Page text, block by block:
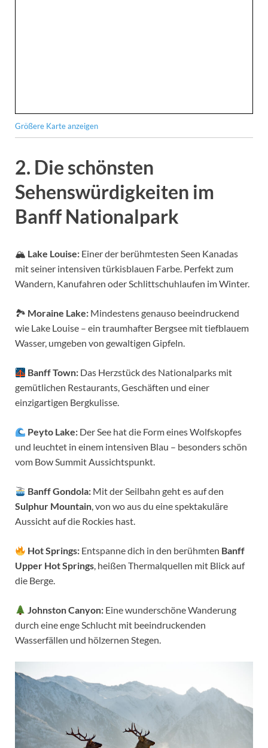
Größere Karte anzeigen
2. Die schönsten
Sehenswürdigkeiten im
Banff Nationalpark
🏔 Lake Louise: Einer der berühmtesten Seen Kanadas
mit seiner intensiven türkisblauen Farbe. Perfekt zum
Wandern, Kanufahren oder Schlittschuhlaufen im Winter.
🏞 Moraine Lake: Mindestens genauso beeindruckend
wie Lake Louise – ein traumhafter Bergsee mit tiefblauem
Wasser, umgeben von gewaltigen Gipfeln.
Banff Town: Das Herzstück des Nationalparks mit
gemütlichen Restaurants, Geschäften und einer
einzigartigen Bergkulisse.
Peyto Lake: Der See hat die Form eines Wolfskopfes
und leuchtet in einem intensiven Blau – besonders schön
vom Bow Summit Aussichtspunkt.
Banff Gondola: Mit der Seilbahn geht es auf den
Sulphur Mountain, von wo aus du eine spektakuläre
Aussicht auf die Rockies hast.
Hot Springs: Entspanne dich in den berühmten Banff
Upper Hot Springs, heißen Thermalquellen mit Blick auf
die Berge.
Johnston Canyon: Eine wunderschöne Wanderung
durch eine enge Schlucht mit beeindruckenden
Wasserfällen und hölzernen Stegen.